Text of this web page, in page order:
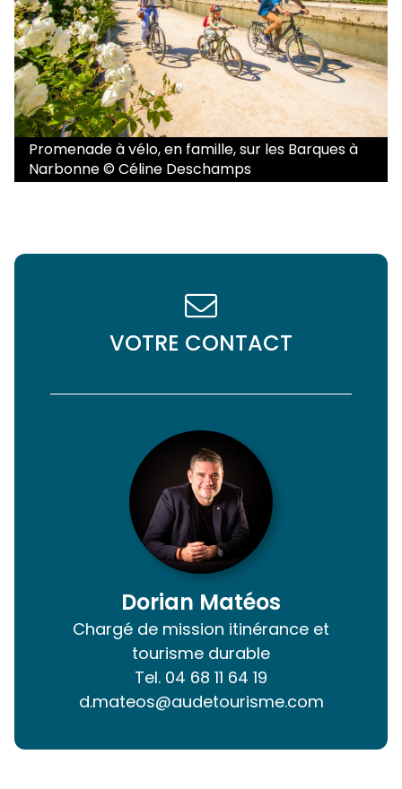
Promenade à vélo, en famille, sur les Barques à
Narbonne © Céline Deschamps
VOTRE CONTACT
Dorian Matéos
Chargé de mission itinérance et
tourisme durable
Tel. 04 68 11 64 19
d.mateos@audetourisme.com